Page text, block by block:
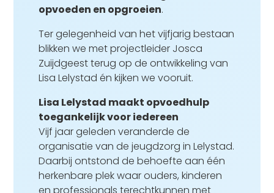
opvoeden en opgroeien.
Ter gelegenheid van het vijfjarig bestaan
blikken we met projectleider Josca
Zuijdgeest terug op de ontwikkeling van
Lisa Lelystad én kijken we vooruit.
Lisa Lelystad maakt opvoedhulp
toegankelijk voor iedereen
Vijf jaar geleden veranderde de
organisatie van de jeugdzorg in Lelystad.
Daarbij ontstond de behoefte aan één
herkenbare plek waar ouders, kinderen